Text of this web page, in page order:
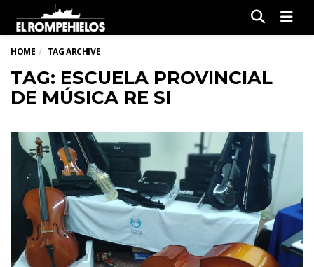
HOME TAG ARCHIVE
TAG: ESCUELA PROVINCIAL
DE MÚSICA RE SI